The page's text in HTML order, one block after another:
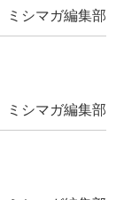
ミシマガ編集部
ミシマガ編集部